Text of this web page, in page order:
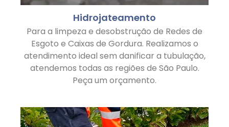
Hidrojateamento
Para a limpeza e desobstrução de Redes de
Esgoto e Caixas de Gordura. Realizamos o
atendimento ideal sem danificar a tubulação,
atendemos todas as regiões de São Paulo.
Peça um orçamento.